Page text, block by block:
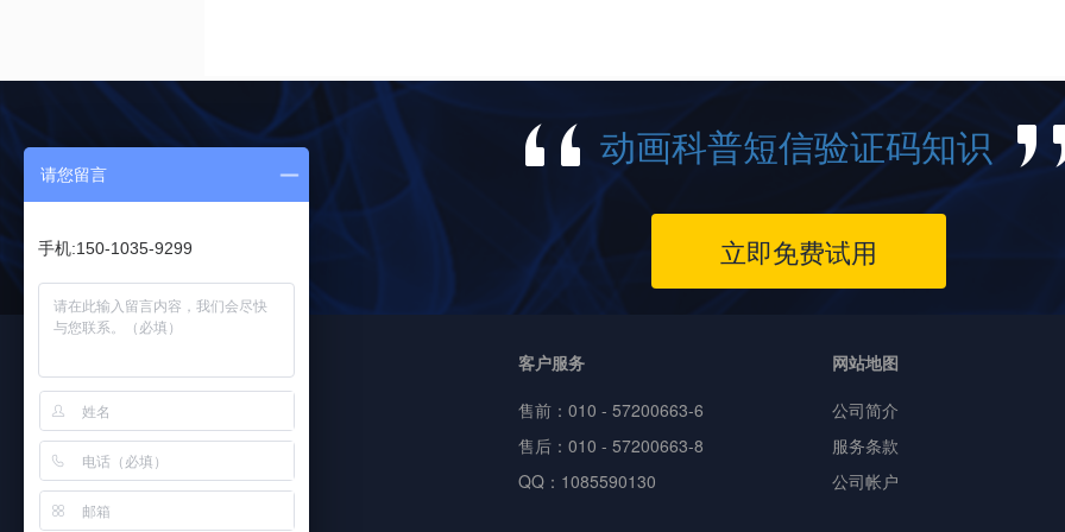
动画科普短信验证码知识
立即免费试用
友情链接
即信通短信
客户服务
售前： 010 - 57200663-6
售后：010 - 57200663-8
QQ：1085590130
网站地图
公司简介
服务条款
公司帐户
请您留言
手机:150-1035-9299